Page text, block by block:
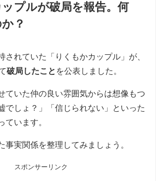
プルが破局を報告。何
？
されていた「りくもかカップル」が、
破局したこと を公表しました。
ていた仲の良い雰囲気からは想像もつ
でしょ？」「信じられない」といった
ています。
事実関係を整理してみましょう。
スポンサーリンク